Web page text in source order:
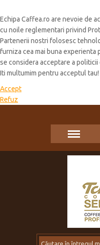
Echipa Caffea.ro are nevoie de
cu noile reglementari privind
Partenerii nostri folosesc
furniza cea mai buna experienta
se considera acceptare a politicii
Iti multumim pentru acceptul tau!
Accept
Refuz